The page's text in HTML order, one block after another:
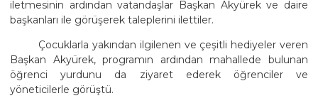
iletmesinin ardından vatandaşlar Başkan Akyürek ve daire
başkanları ile görüşerek taleplerini ilettiler.
Çocuklarla yakından ilgilenen ve çeşitli hediyeler veren
Başkan Akyürek, programın ardından mahallede bulunan
öğrenci yurdunu da ziyaret ederek öğrenciler ve
yöneticilerle görüştü.